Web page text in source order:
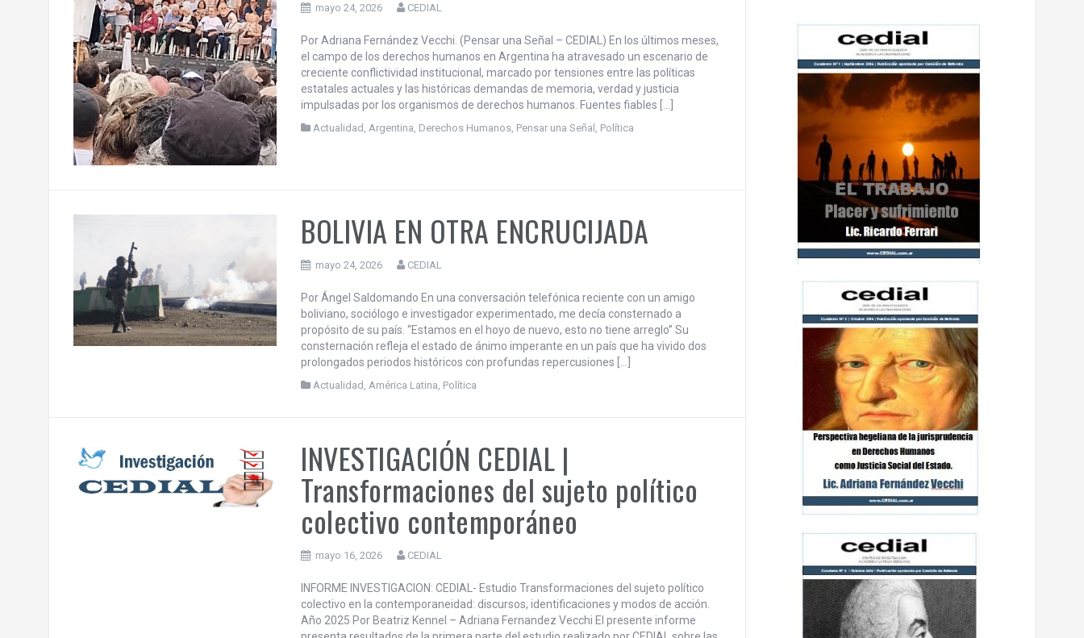
DERECHOS HUMANOS | Conflictividad
en el tema Derechos Humanos en la
Argentina.
impulsadas por los organismos de derechos humanos. Fuentes fiables […]
Actualidad Argentina , Derechos Humanos Pensar una Señal,Política
BOLIVIA EN OTRA ENCRUCIJADA
propósito de su país. “Estamos en el hoyo de nuevo, esto no tiene arreglo” Su
consternación refleja el estado de ánimo imperante en un país que ha vivido dos
prolongados periodos históricos con profundas repercusiones […]
Actualidad América Latina Política
INVESTIGACIÓN CEDIAL |
Transformaciones del sujeto político
Tweets by tvmundus